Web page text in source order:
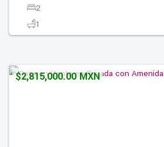
2
1
$2,815,000.00 MXN